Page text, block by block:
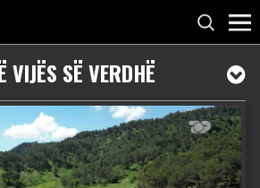
VIJËS SË VERDHË